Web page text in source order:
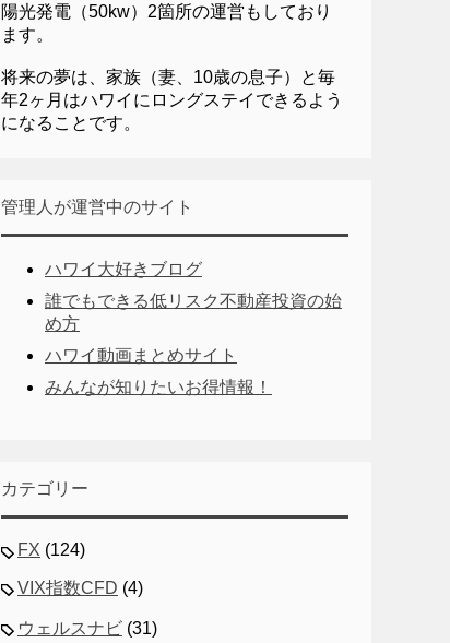
陽光発電（50kw）2箇所の運営もしており
ます。
将来の夢は、家族（妻、10歳の息子）と毎
年2ヶ月はハワイにロングステイできるよう
になることです。
管理人が運営中のサイト
ハワイ大好きブログ
誰でもできる低リスク不動産投資の始
め方
ハワイ動画まとめサイト
みんなが知りたいお得情報！
カテゴリー
FX (124)
VIX指数CFD (4)
ウェルスナビ (31)